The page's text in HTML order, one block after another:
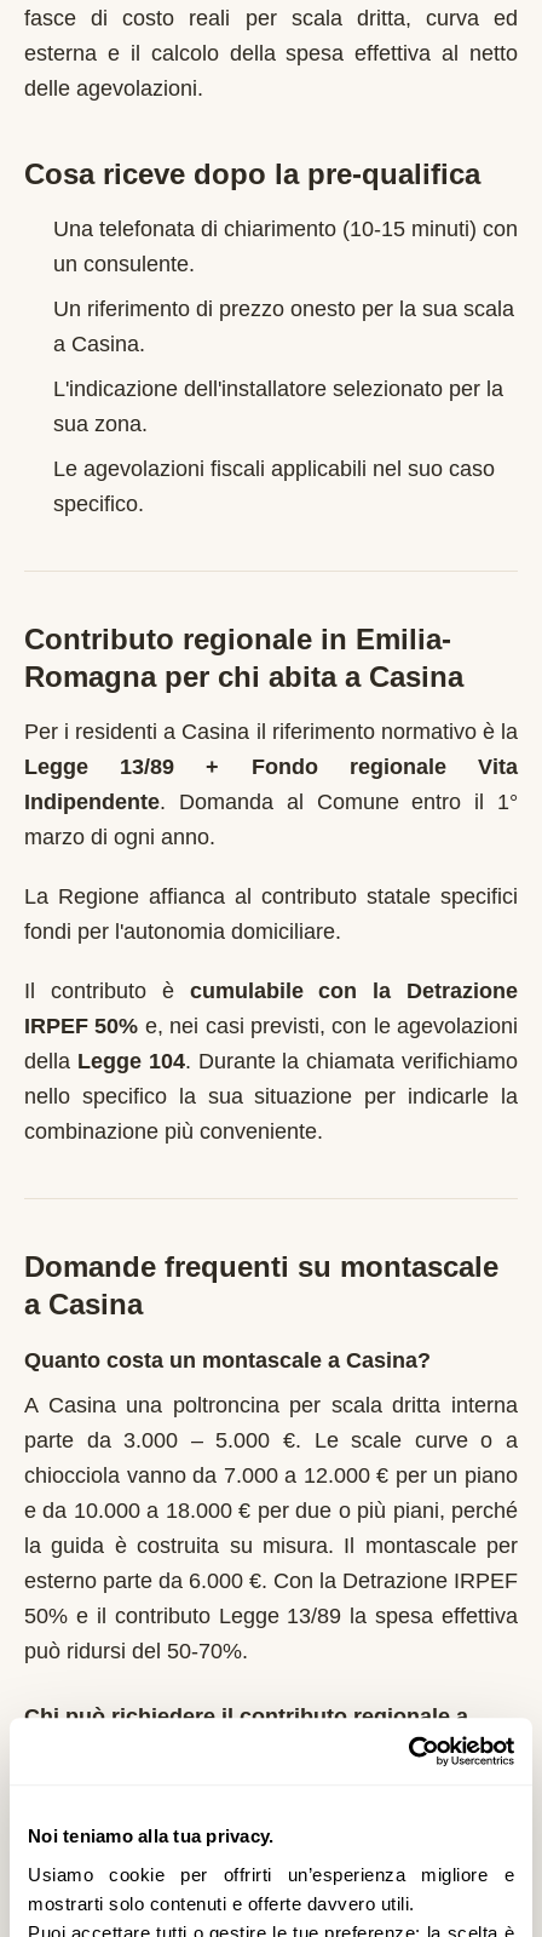
Noi teniamo alla tua privacy.
Usiamo cookie per offrirti un’esperienza migliore e
mostrarti solo contenuti e offerte davvero utili.
Puoi accettare tutti o gestire le tue preferenze: la scelta è
fasce di costo reali per scala dritta, curva ed
esterna e il calcolo della spesa effettiva al netto
delle agevolazioni.
Cosa riceve dopo la pre-qualifica
Una telefonata di chiarimento (10-15 minuti) con
un consulente.
Un riferimento di prezzo onesto per la sua scala
a Casina.
L'indicazione dell'installatore selezionato per la
sua zona.
Le agevolazioni fiscali applicabili nel suo caso
specifico.
Contributo regionale in Emilia-
Romagnaper chi abita a Casina
Per i residenti a Casina il riferimento normativo è la
Legge 13/89 + Fondo regionale Vita
Indipendente. Domanda al Comune entro il 1°
marzo di ogni anno.
La Regione affianca al contributo statale specifici
fondi per l'autonomia domiciliare.
Il contributo è cumulabile con la Detrazione
IRPEF 50% e, nei casi previsti, con le agevolazioni
della Legge 104. Durante la chiamata verifichiamo
nello specifico la sua situazione per indicarle la
combinazione più conveniente.
Domande frequenti su montascale
a Casina
Quanto costa un montascale a Casina?
A Casina una poltroncina per scala dritta interna
parte da 3.000 – 5.000 €. Le scale curve o a
chiocciola vanno da 7.000 a 12.000 € per un piano
e da 10.000 a 18.000 € per due o più piani, perché
la guida è costruita su misura. Il montascale per
esterno parte da 6.000 €. Con la Detrazione IRPEF
50% e il contributo Legge 13/89 la spesa effettiva
può ridursi del 50-70%.
Chi può richiedere il contributo regionale a
Legge 13/89 + Fondo regionale Vita Indipendente.
Domanda al Comune entro il 1° marzo di ogni
anno. La Regione affianca al contributo statale